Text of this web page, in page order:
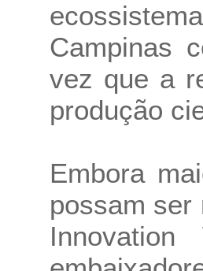
Campinas
vez que a
produção
Embora
possam ser